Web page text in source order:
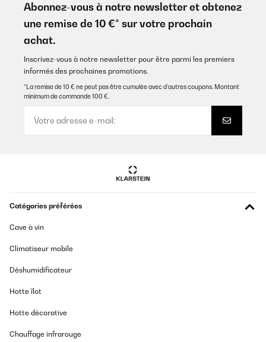
Abonnez-vous à notre newsletter et obtenez
une remise de 10 €* sur votre prochain
achat.
Inscrivez-vous à notre newsletter pour être parmi les premiers
informés des prochaines promotions.
*La remise de 10 € ne peut pas être cumulée avec d’autres coupons. Montant
minimum de commande 100 €.
Catégories préférées
Cave à vin
Climatiseur mobile
Déshumidificateur
Hotte îlot
Hotte décorative
Chauffage infrarouge